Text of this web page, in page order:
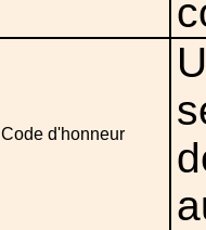
Code d'honneur